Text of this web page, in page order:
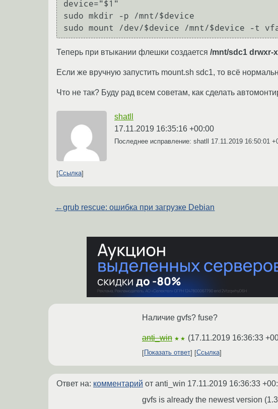
device="$1"
sudo mkdir -p /mnt/$device
Теперь при втыкании флешки создается /mnt/sdc1 drwxr-
Если же вручную запустить mount.sh sdc1, то всё
Что не так? Буду рад всем советам, как сделать
shatll
17.11.2019 16:35:16 +00:00
Последнее исправление: shatll 17.11.2019 16:50:01
Ссылка
←grub rescue: ошибка при загрузке Debian
Наличие gvfs? fuse?
anti_win ★★ (17.11.2019 16:36:33
Показать ответ Ссылка
Ответ на: комментарий от anti_win 17.11.2019 16:36:33
gvfs is already the newest version